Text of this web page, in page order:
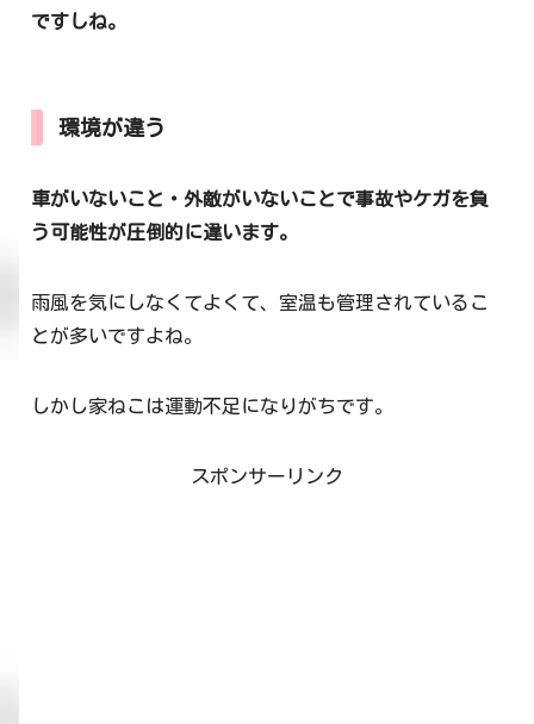
ですしね。
環境が違う
車がいないこと・外敵がいないことで事故やケガを負
う可能性が圧倒的に違います。
雨風を気にしなくてよくて、室温も管理されているこ
とが多いですよね。
しかし家ねこは運動不足になりがちです。
スポンサーリンク